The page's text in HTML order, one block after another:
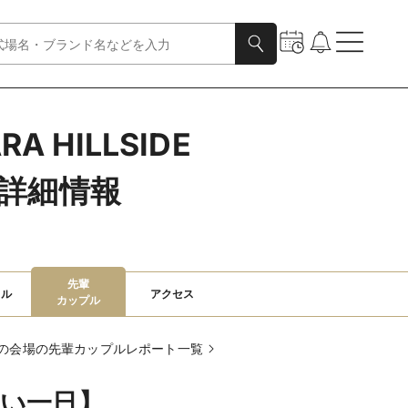
HILLSIDE
細情報
先輩
カップル
アクセス
会場の先輩カップルレポート一覧